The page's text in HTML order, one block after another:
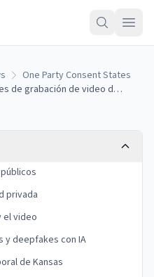
One Party Consent States
Leyes de grabación de video de Kansas
privada
el video
y deepfakes con IA
de Kansas